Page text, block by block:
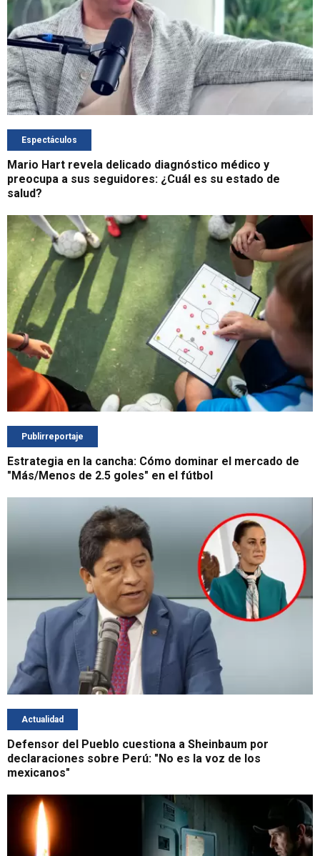
Espectáculos
Mario Hart revela delicado diagnóstico médico y
preocupa a sus seguidores: ¿Cuál es su estado de
salud?
Publirreportaje
Estrategia en la cancha: Cómo dominar el mercado de
"Más/Menos de 2.5 goles" en el fútbol
Actualidad
Defensor del Pueblo cuestiona a Sheinbaum por
declaraciones sobre Perú: "No es la voz de los
mexicanos"